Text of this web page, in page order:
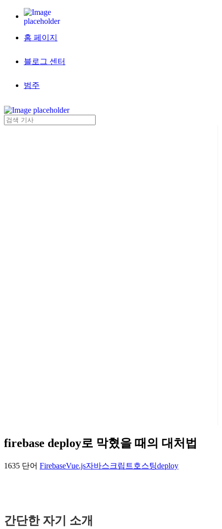
홈 페이지
블로그 센터
범주
firebase deploy로 막혔을 때의 대처법
1635 단어 FirebaseVue.js자바스크립트호스팅deploy
간단한 자기 소개